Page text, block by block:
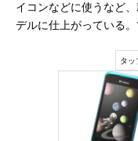
イコンなどに使うなど
デルに仕上がっている。